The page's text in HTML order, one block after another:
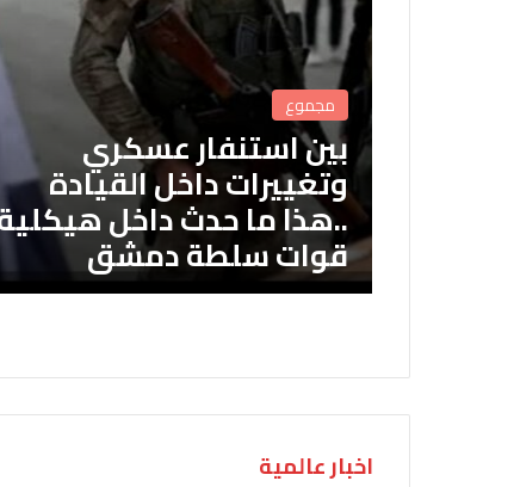
مجموع
بين استنفار عسكري
وتغييرات داخل القيادة
..هذا ما حدث داخل
قوات سلطة دمشق
اخبار عالمية